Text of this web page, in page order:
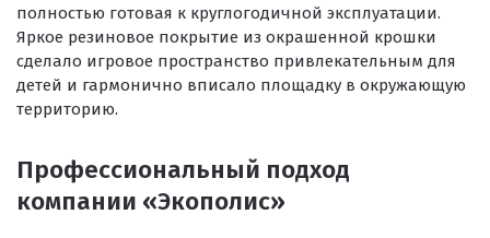
Спортивное оборудование
Резиновое покрытие
Резиновое покрытие ECO SPORT STANDART
Резиновое покрытие Eco Running System
полностью готовая к круглогодичной эксплуатации.
Яркое резиновое покрытие из окрашенной крошки
сделало игровое пространство привлекательным для
детей и гармонично вписало площадку в окружающую
территорию.
Профессиональный подход
компании «Экополис»